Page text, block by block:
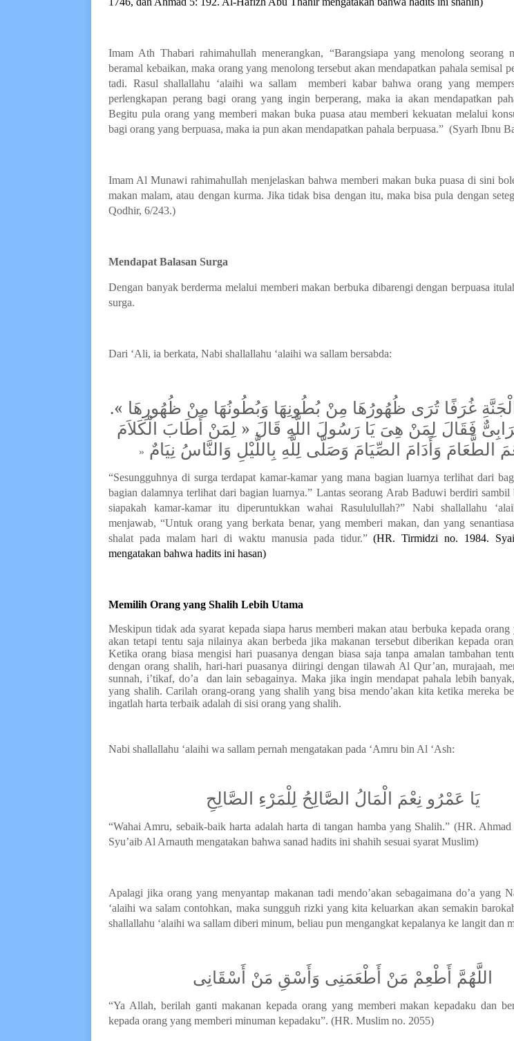
Imam Ath Thabari rahimahullah menerangkan, “Barangsiapa yang menolong seorang
beramal kebaikan, maka orang yang menolong tersebut akan mendapatkan pahala semisal
tadi. Rasul shallallahu ‘alaihi wa sallam
memberi kabar bahwa orang yang
perlengkapan perang bagi orang yang ingin berperang, maka ia akan mendapatkan
Begitu pula orang yang memberi makan buka puasa atau memberi kekuatan melalui
bagi orang yang berpuasa, maka ia pun akan mendapatkan pahala berpuasa.” (Syarh Ibnu
Imam Al Munawi rahimahullah menjelaskan bahwa memberi makan buka puasa di sini
makan malam, atau dengan kurma. Jika tidak bisa dengan itu, maka bisa pula dengan
Qodhir, 6/243.)
Mendapat Balasan Surga
Dengan banyak berderma melalui memberi makan berbuka dibarengi dengan berpuasa
surga.
Dari ‘Ali, ia berkata, Nabi shallallahu ‘alaihi wa sallam bersabda:
غُرَفًا تُرَى ظُهُورُهَا مِنْ بُطُونِهَا وَبُطُونُهَا مِنْ ظُهُورِهَا ».
فَقَالَ لِمَنْ هِىَ يَا رَسُولَ اللَّهِ قَالَ « لِمَنْ أَطَابَ الْكَلاَمَ
الطَّعَامَ وَأَدَامَ الصِّيَامَ وَصَلَّى لِلَّهِ بِاللَّيْلِ وَالنَّاسُ نِيَامٌ »
“Sesungguhnya di surga terdapat kamar-kamar yang mana bagian luarnya terlihat dari
bagian dalamnya terlihat dari bagian luarnya.” Lantas seorang Arab Baduwi berdiri sambil
siapakah kamar-kamar itu diperuntukkan wahai Rasululullah?” Nabi shallallahu
menjawab, “Untuk orang yang berkata benar, yang memberi makan, dan yang
shalat pada malam hari di waktu manusia pada tidur.” (HR. Tirmidzi no. 1984.
mengatakan bahwa hadits ini hasan)
Memilih Orang yang Shalih Lebih Utama
Meskipun tidak ada syarat kepada siapa harus memberi makan atau berbuka kepada orang
akan tetapi tentu saja nilainya akan berbeda jika makanan tersebut diberikan kepada
Ketika orang biasa mengisi hari puasanya dengan biasa saja tanpa amalan tambahan
dengan orang shalih, hari-hari puasanya diiringi dengan tilawah Al Qur’an, murajaah,
sunnah, i’tikaf, do’a
dan lain sebagainya. Maka jika ingin mendapat pahala lebih
yang shalih. Carilah orang-orang yang shalih yang bisa mendo’akan kita ketika mereka
ingatlah harta terbaik adalah di sisi orang yang shalih.
Nabi shallallahu ‘alaihi wa sallam pernah mengatakan pada ‘Amru bin Al ‘Ash:
يَا عَمْرُو نِعْمَ الْمَالُ الصَّالِحُ لِلْمَرْءِ الصَّالِحِ
“Wahai Amru, sebaik-baik harta adalah harta di tangan hamba yang Shalih.” (HR. Ahmad
Syu’aib Al Arnauth mengatakan bahwa sanad hadits ini shahih sesuai syarat Muslim)
Apalagi jika orang yang menyantap makanan tadi mendo’akan sebagaimana do’a yang
‘alaihi wa salam contohkan, maka sungguh rizki yang kita keluarkan akan semakin
shallallahu ‘alaihi wa sallam diberi minum, beliau pun mengangkat kepalanya ke langit dan
اللَّهُمَّ أَطْعِمْ مَنْ أَطْعَمَنِى وَأَسْقِ مَنْ أَسْقَانِى
“Ya Allah, berilah ganti makanan kepada orang yang memberi makan kepadaku dan
kepada orang yang memberi minuman kepadaku”. (HR. Muslim no. 2055)